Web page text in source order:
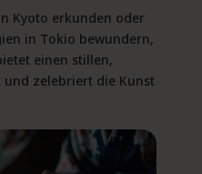
Kyoto erkunden oder
in Tokio bewundern,
einen stillen,
zelebriert die Kunst